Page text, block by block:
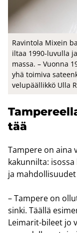
Ra­vin­to­la Mixein
iltaa 1990-​luvulla
mas­sa. – Vuon­na
yhä toi­mi­va
ve­lu­pääl­lik­kö Ulla
tää
Tam­pe­re on aina
ka­kun­nil­ta:
ja
– Tam­pe­re on
sin­ki. Tääl­lä
Leimarit-​bileet jo